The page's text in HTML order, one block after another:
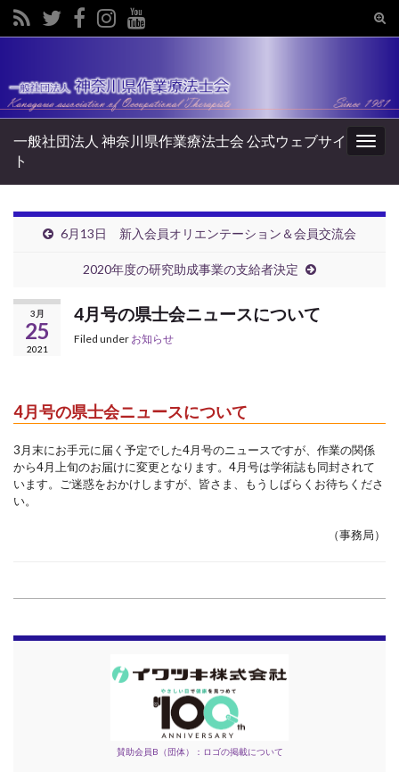
一般社団法人 神奈川県作業療法士会 公式ウェブサイ
ト
6月13日 新入会員オリエンテーション＆会員交流会
2020年度の研究助成事業の支給者決定
3月
25
2021
4月号の県士会ニュースについて
Filed under お知らせ
4月号の県士会ニュースについて
3月末にお手元に届く予定でした4月号のニュースですが、作業の関係
から4月上旬のお届けに変更となります。4月号は学術誌も同封されて
います。ご迷惑をおかけしますが、皆さま、もうしばらくお待ちくださ
い。
（事務局）
賛助会員B（団体）：ロゴの掲載について